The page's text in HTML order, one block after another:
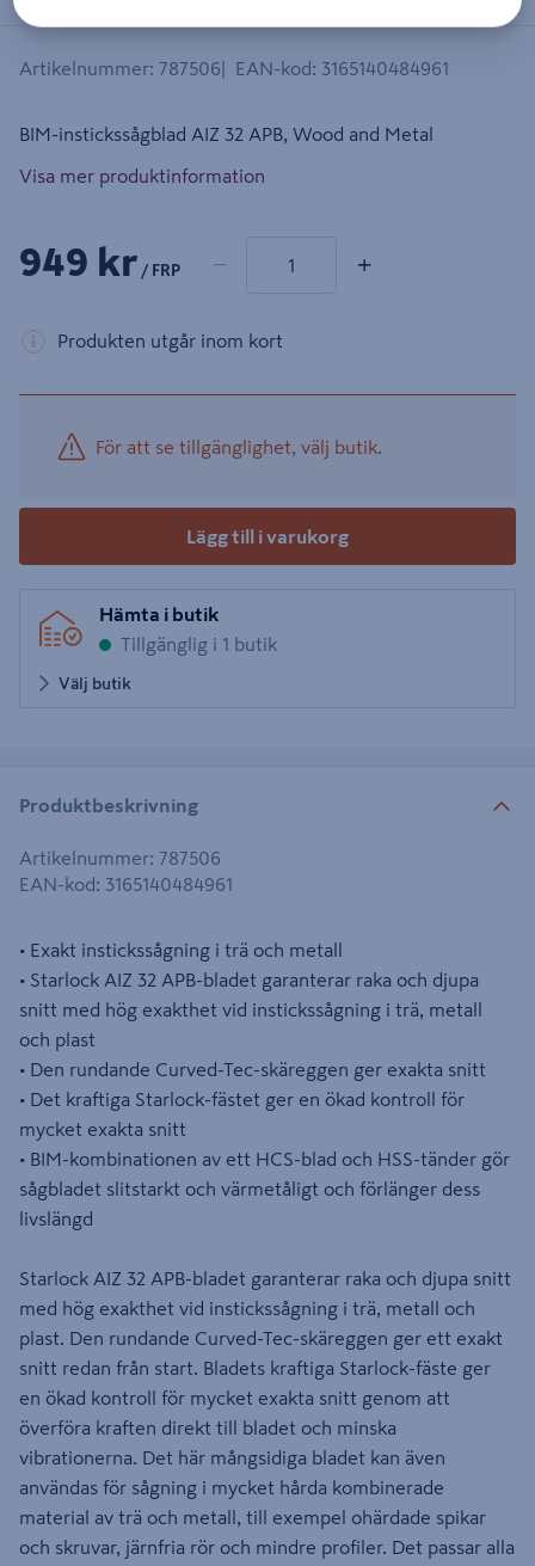
Artikelnummer: 787506 EAN-kod: 3165140484961
BIM-instickssågblad AIZ 32 APB, Wood and Metal
Visa mer produktinformation
949 kr / FRP − +
Produkten utgår inom kort
För att se tillgänglighet, välj butik.
Lägg till i varukorg
Hämta i butik
Tillgänglig i 1 butik
Välj butik
Produktbeskrivning
Artikelnummer: 787506
EAN-kod: 3165140484961
• Exakt instickssågning i trä och metall
• Starlock AIZ 32 APB-bladet garanterar raka och djupa
snitt med hög exakthet vid instickssågning i trä, metall
och plast
• Den rundande Curved-Tec-skäreggen ger exakta snitt
• Det kraftiga Starlock-fästet ger en ökad kontroll för
mycket exakta snitt
• BIM-kombinationen av ett HCS-blad och HSS-tänder gör
sågbladet slitstarkt och värmetåligt och förlänger dess
livslängd
Starlock AIZ 32 APB-bladet garanterar raka och djupa snitt
med hög exakthet vid instickssågning i trä, metall och
plast. Den rundande Curved-Tec-skäreggen ger ett exakt
snitt redan från start. Bladets kraftiga Starlock-fäste ger
en ökad kontroll för mycket exakta snitt genom att
överföra kraften direkt till bladet och minska
vibrationerna. Det här mångsidiga bladet kan även
användas för sågning i mycket hårda kombinerade
material av trä och metall, till exempel ohärdade spikar
och skruvar, järnfria rör och mindre profiler. Det passar alla